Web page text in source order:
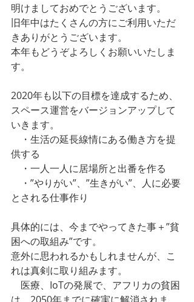
明けましておめでとうございます。
旧年中はたくさんの方にご利用いただ
きありがとうございます。
本年もどうぞよろしくお願いいたしま
す。
2020年も以下の目標を達成するため、
スペース運営をバージョンアップして
いきます。
・生活の延長線情にある働き方を提
供する
・一人一人に居場所と出番を作る
・”やりがい”、”生きがい”、人に必要
とされる仕事作り
具体的には、今までやってきた事＋”貧
困への取組み”です。
意外に思われるかもしれませんが、こ
れは真剣に取り組みます。
医療、IoTの発展で、アフリカの貧困